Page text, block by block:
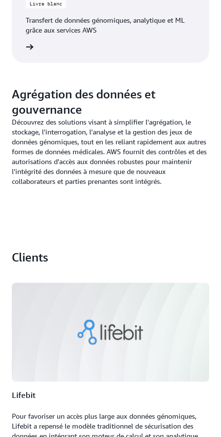
Livre blanc
Transfert de données génomiques, analytique et ML
grâce aux services AWS
Agrégation des données et
gouvernance
Découvrez des solutions visant à simplifier l'agrégation, le
stockage, l'interrogation, l'analyse et la gestion des jeux de
données génomiques, tout en les reliant rapidement aux autres
formes de données médicales. AWS fournit des contrôles et des
autorisations d'accès aux données robustes pour maintenir
l'intégrité des données à mesure que de nouveaux
collaborateurs et parties prenantes sont intégrés.
Clients
Lifebit
Pour favoriser un accès plus large aux données génomiques,
Lifebit a repensé le modèle traditionnel de sécurisation des